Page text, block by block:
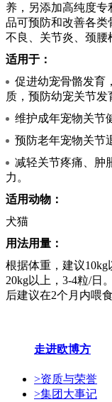
养，另添加高纯度
品可预防和改善各类
不良、关节炎、颈腰
适用于：
促进幼宠骨骼发育
质，预防幼宠关节发
维护成年宠物关节
预防老年宠物关节
减轻关节疼痛、肿
力。
适用动物：
犬猫
用法用量：
根据体重，建议10kg
20kg以上，3-4粒/日
后建议在2个月内喂食
走进欧博方
>资质与荣誉
>集团大事记